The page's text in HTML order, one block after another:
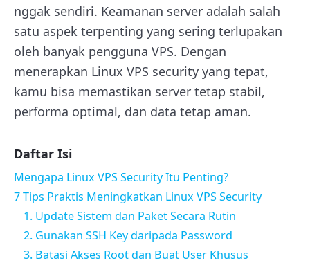
nggak sendiri. Keamanan server adalah salah
satu aspek terpenting yang sering terlupakan
oleh banyak pengguna VPS. Dengan
menerapkan Linux VPS security yang tepat,
kamu bisa memastikan server tetap stabil,
performa optimal, dan data tetap aman.
Daftar Isi
Mengapa Linux VPS Security Itu Penting?
7 Tips Praktis Meningkatkan Linux VPS Security
1. Update Sistem dan Paket Secara Rutin
2. Gunakan SSH Key daripada Password
3. Batasi Akses Root dan Buat User Khusus